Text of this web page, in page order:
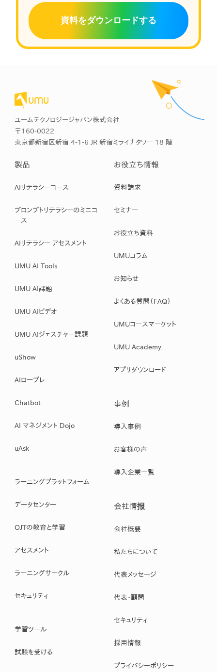
資料をダウンロードする
ユームテクノロジージャパン株式会社
〒160-0022
東京都新宿区新宿 4-1-6 JR 新宿ミライナタワー 18 階
製品
AIリテラシーコース
プロンプトリテラシーのミニコ
ース
AIリテラシー アセスメント
UMU AI Tools
UMU AI課題
UMU AIビデオ
UMU AIジェスチャー課題
uShow
AIロープレ
Chatbot
AI マネジメント Dojo
uAsk
ラーニングプラットフォーム
データセンター
OJTの教育と学習
アセスメント
ラーニングサークル
セキュリティ
学習ツール
試験を受ける
お役立ち情報
資料請求
セミナー
お役立ち資料
UMUコラム
お知らせ
よくある質問（FAQ）
UMUコースマーケット
UMU Academy
アプリダウンロード
事例
導入事例
お客様の声
導入企業一覧
会社情报
会社概要
私たちについて
代表メッセージ
代表・顧問
セキュリティ
採用情報
プライバシーポリシー